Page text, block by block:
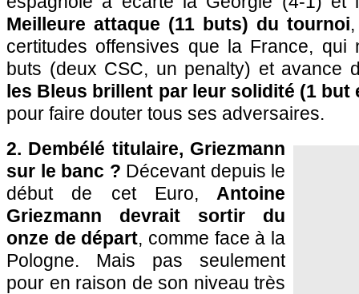
Meilleure attaque (11 buts) du tournoi
certitudes offensives que la France, qui
buts (deux CSC, un penalty) et avance
les Bleus brillent par leur solidité (1 but
pour faire douter tous ses adversaires.
2. Dembélé titulaire, Griezmann
sur le banc ? Décevant depuis le
début de cet Euro, Antoine
Griezmann devrait sortir du
onze de départ, comme face à la
Pologne. Mais pas seulement
pour en raison de son niveau très